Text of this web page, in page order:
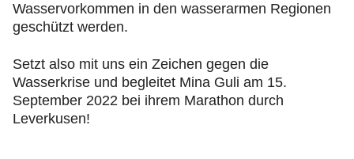
Wasservorkommen in den wasserarmen Regionen
geschützt werden.
Setzt also mit uns ein Zeichen gegen die
Wasserkrise und begleitet Mina Guli am 15.
September 2022 bei ihrem Marathon durch
Leverkusen!